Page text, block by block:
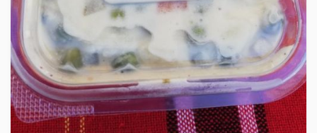
МЕД И ПЧЕЛНИ
КОНСЕРВИРАНИ
ЯДКИ И ТАХАНИ
ВЕГАН ПРОДУКТИ